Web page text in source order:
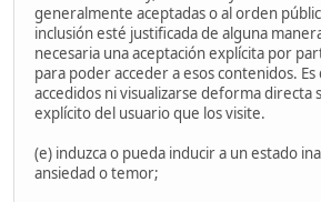
generalmente aceptadas o al orden
inclusión esté justificada de alguna
necesaria una aceptación explícita por
para poder acceder a esos contenidos.
accedidos ni visualizarse deforma directa
explícito del usuario que los visite.
(e) induzca o pueda inducir a un estado
ansiedad o temor;